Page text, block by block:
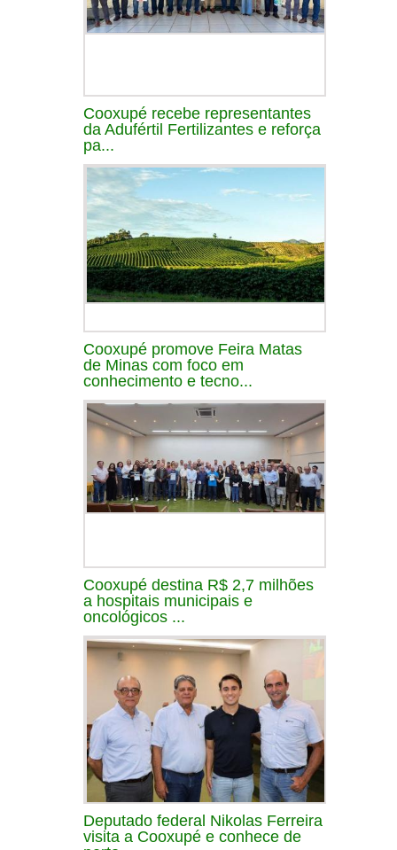
Cooxupé recebe representantes
da Adufértil Fertilizantes e reforça
pa...
Cooxupé promove Feira Matas
de Minas com foco em
conhecimento e tecno...
Cooxupé destina R$ 2,7 milhões
a hospitais municipais e
oncológicos ...
Deputado federal Nikolas Ferreira
visita a Cooxupé e conhece de